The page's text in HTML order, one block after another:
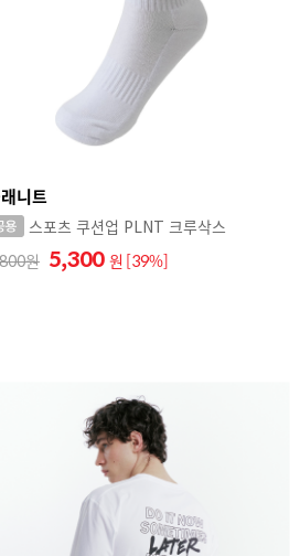
니트
스포츠 쿠션업 PLNT 크루삭스
5,300 원 [39%]